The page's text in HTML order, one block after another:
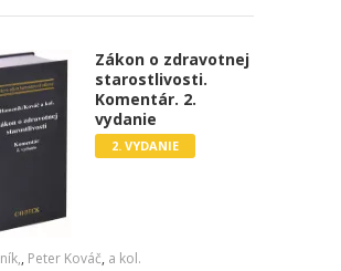
Zákon o zdravotnej
starostlivosti.
Komentár. 2.
vydanie
2. VYDANIE
, Peter Kováč, a kol.